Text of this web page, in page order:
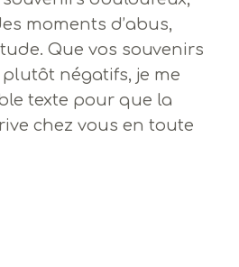
moments d’abus,
Que vos souvenirs
négatifs, je me
texte pour que la
chez vous en toute